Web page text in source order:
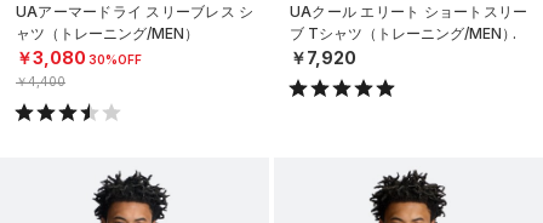
UAアーマードライ スリーブレス シ
ャツ（トレーニング/MEN）
￥3,080 30%OFF
￥4,400
UAクール エリート ショートスリー
ブ Tシャツ（トレーニング/MEN）
￥7,920